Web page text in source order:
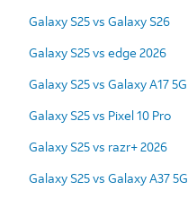
Galaxy S25 vs Galaxy S26
Galaxy S25 vs edge 2026
Galaxy S25 vs Galaxy A17 5G
Galaxy S25 vs Pixel 10 Pro
Galaxy S25 vs razr+ 2026
Galaxy S25 vs Galaxy A37 5G